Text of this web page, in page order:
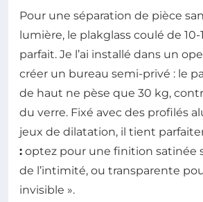
Pour une séparation de pièce
lumière, le plakglass coulé de
parfait. Je l’ai installé dans un
créer un bureau semi-privé : le
de haut ne pèse que 30 kg,
du verre. Fixé avec des profilés
jeux de dilatation, il tient
: optez pour une finition satinée
de l’intimité, ou transparente
invisible ».